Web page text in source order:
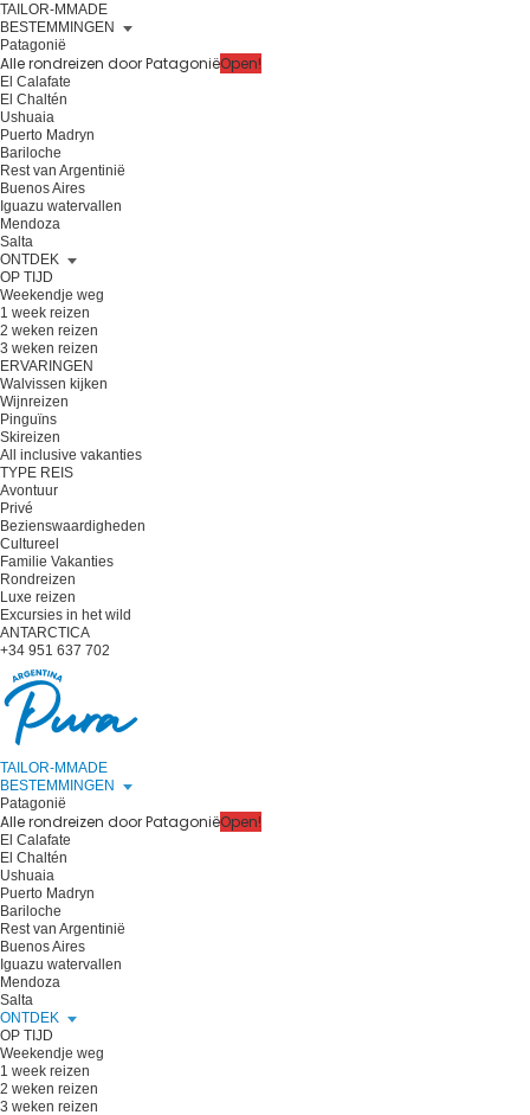
TAILOR-MMADE
BESTEMMINGEN
Patagonië
Alle rondreizen door PatagoniëOpen!
El Calafate
El Chaltén
Ushuaia
Puerto Madryn
Bariloche
Rest van Argentinië
Buenos Aires
Iguazu watervallen
Mendoza
Salta
ONTDEK
OP TIJD
Weekendje weg
1 week reizen
2 weken reizen
3 weken reizen
ERVARINGEN
Walvissen kijken
Wijnreizen
Pinguïns
Skireizen
All inclusive vakanties
TYPE REIS
Avontuur
Privé
Bezienswaardigheden
Cultureel
Familie Vakanties
Rondreizen
Luxe reizen
Excursies in het wild
ANTARCTICA
+34 951 637 702
TAILOR-MMADE
BESTEMMINGEN
Patagonië
Alle rondreizen door PatagoniëOpen!
El Calafate
El Chaltén
Ushuaia
Puerto Madryn
Bariloche
Rest van Argentinië
Buenos Aires
Iguazu watervallen
Mendoza
Salta
ONTDEK
OP TIJD
Weekendje weg
1 week reizen
2 weken reizen
3 weken reizen